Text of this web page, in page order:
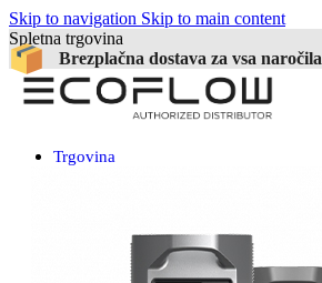
Skip to navigation Skip to main content
Spletna trgovina
Brezplačna dostava za vsa naročila
Trgovina